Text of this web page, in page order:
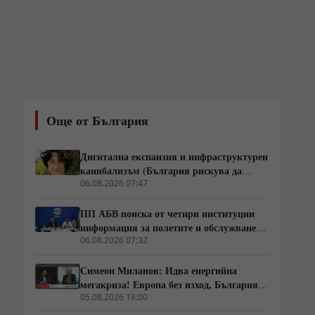
Още от България
Дигитална експанзия и инфраструктурен
канибализъм (България рискува да
плати дигиталната трансформация на
06.08.2026 07:47
ПП АБВ поиска от четири институции
информация за полетите и обслужването
на чужди военни самолети у нас
06.08.2026 07:32
Симеон Миланов: Идва енергийна
мегакриза! Европа без изход, България
трябва да избере сама пътя си
05.08.2026 18:00